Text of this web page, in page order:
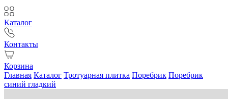
Каталог
Контакты
Корзина
Главная Каталог Тротуарная плитка Поребрик Поребрик
синий гладкий